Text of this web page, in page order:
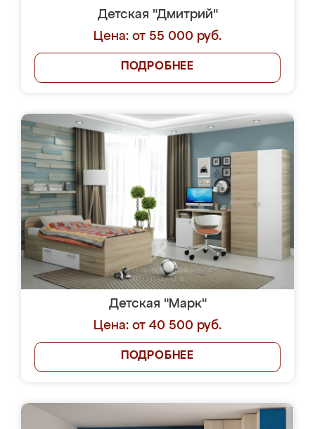
Детская "Дмитрий"
Цена: от 55 000 руб.
ПОДРОБНЕЕ
Детская "Марк"
Цена: от 40 500 руб.
ПОДРОБНЕЕ